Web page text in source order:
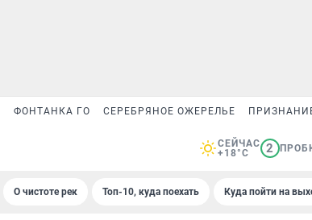
ФОНТАНКА ГО СЕРЕБРЯНОЕ ОЖЕРЕЛЬЕ
СЕЙЧАС
+18°C
2
О чистоте рек Топ-10, куда поехать Куда пойти на